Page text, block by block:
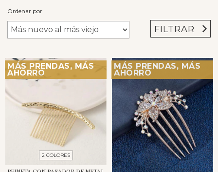
Ordenar por
FILTRAR
MÁS PRENDAS, MÁS
AHORRO
2 COLORES
MÁS PRENDAS, MÁS
AHORRO